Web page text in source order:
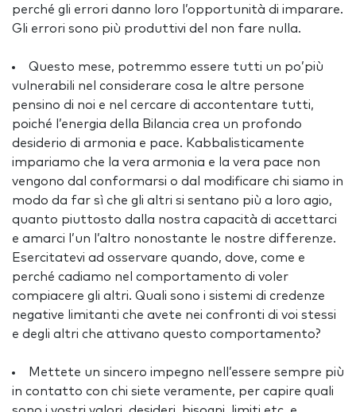
perché gli errori danno loro l’opportunità di imparare.
Gli errori sono più produttivi del non fare nulla.
Questo mese, potremmo essere tutti un po’più
vulnerabili nel considerare cosa le altre persone
pensino di noi e nel cercare di accontentare tutti,
poiché l’energia della Bilancia crea un profondo
desiderio di armonia e pace. Kabbalisticamente
impariamo che la vera armonia e la vera pace non
vengono dal conformarsi o dal modificare chi siamo in
modo da far sì che gli altri si sentano più a loro agio,
quanto piuttosto dalla nostra capacità di accettarci
e amarci l’un l’altro nonostante le nostre differenze.
Esercitatevi ad osservare quando, dove, come e
perché cadiamo nel comportamento di voler
compiacere gli altri. Quali sono i sistemi di credenze
negative limitanti che avete nei confronti di voi stessi
e degli altri che attivano questo comportamento?
Mettete un sincero impegno nell’essere sempre più
in contatto con chi siete veramente, per capire quali